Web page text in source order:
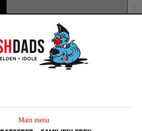
Suchformular
Main menu